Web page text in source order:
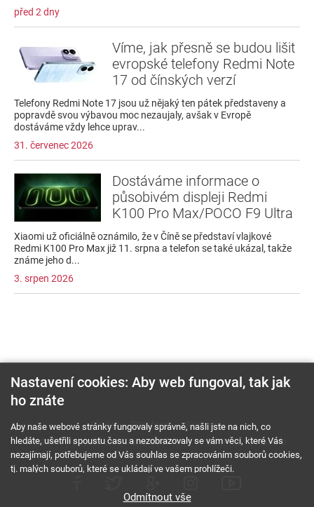
před 2 dny
Víme, jak přesně se budou lišit
evropské telefony Redmi Note
17 od čínských verzí
Telefony Redmi Note 17 jsou už nějaký ten pátek představeny a
popravdě svou výbavou moc nezaujaly, avšak v Evropě
dostáváme vždy lehce uprav...
31. červenec 2026
Dostáváme informace o
působivém displeji Redmi
K100 Pro Max/POCO F9 Ultra
Xiaomi už oficiálně oznámilo, že v Číně se představí vlajkové
Redmi K100 Pro Max již 11. srpna a telefon se také ukázal, takže
známe jeho d...
3. srpen 2026
O nás RSS feed
Reklama
Podmínky použití a ochrana soukromí
Cookies Kariéra
Nastavení cookies: Aby web fungoval, tak jak
ho znáte
Aby naše webové stránky fungovaly správně, našli jste na nich, co
hledáte, ušetřili spoustu času a nezobrazovaly se vám věci, které Vás
nezajímají, potřebujeme od Vás souhlas se zpracováním souborů cookies,
tj. malých souborů, které se ukládají ve vašem prohlížeči.
Odmítnout vše